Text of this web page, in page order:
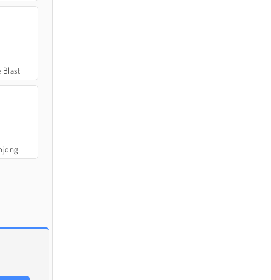
Blast